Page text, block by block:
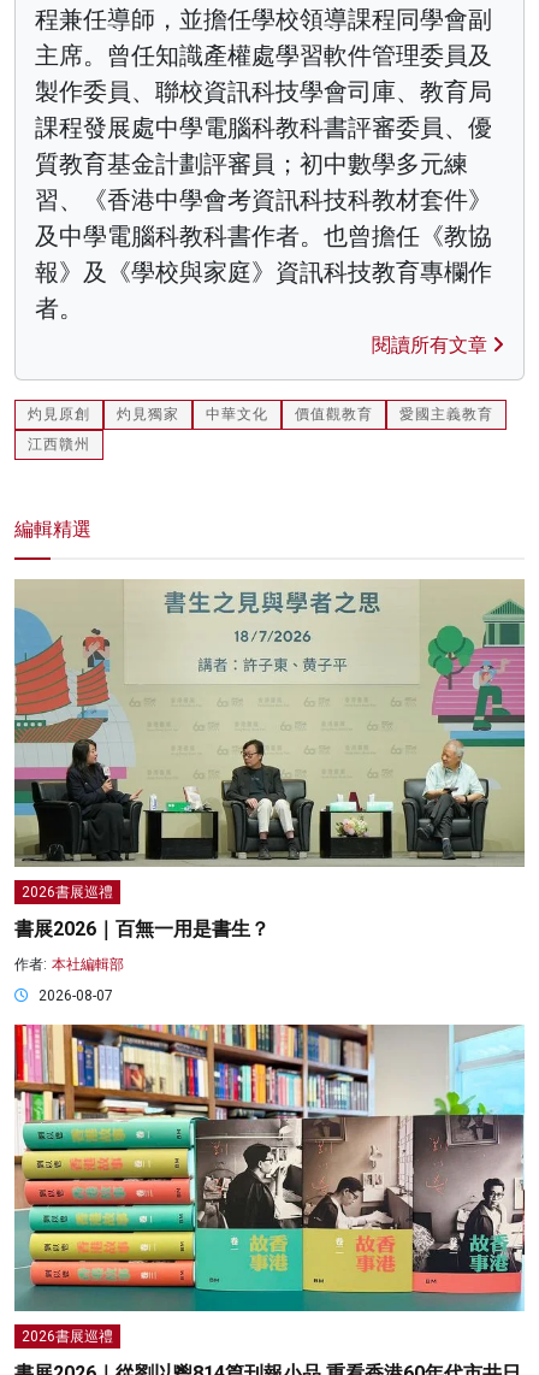
程兼任導師，並擔任學校領導課程同學會副
主席。曾任知識產權處學習軟件管理委員及
製作委員、聯校資訊科技學會司庫、教育局
課程發展處中學電腦科教科書評審委員、優
質教育基金計劃評審員；初中數學多元練
習、《香港中學會考資訊科技科教材套件》
及中學電腦科教科書作者。也曾擔任《教協
報》及《學校與家庭》資訊科技教育專欄作
者。
閱讀所有文章
灼見原創 灼見獨家 中華文化 價值觀教育
愛國主義教育
江西贛州
編輯精選
2026書展巡禮
書展2026｜百無一用是書生？
作者: 本社編輯部
2026-08-07
2026書展巡禮